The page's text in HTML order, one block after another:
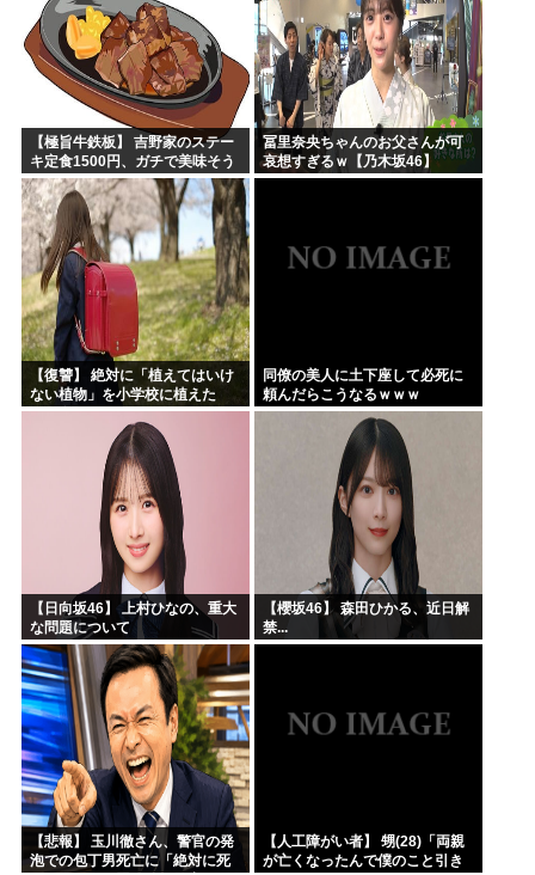
【極旨牛鉄板】 吉野家のステー
キ定食1500円、ガチで美味そう
ｗｗｗ
冨里奈央ちゃんのお父さんが可
哀想すぎるｗ【乃木坂46】
【復讐】 絶対に「植えてはいけ
ない植物」を小学校に植えた
→20年経って見に行くと…
「！？」衝撃の光景が・・・
同僚の美人に土下座して必死に
頼んだらこうなるｗｗｗ
【日向坂46】 上村ひなの、重大
な問題について
【櫻坂46】 森田ひかる、近日解
禁...
【悲報】 玉川徹さん、警官の発
泡での包丁男死亡に「絶対に死
【人工障がい者】 甥(28)「両親
が亡くなったんで僕のこと引き